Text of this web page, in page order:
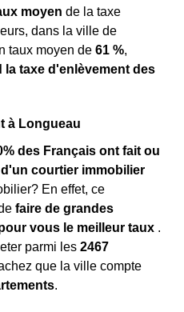
moyen de la taxe
dans la ville de
taux moyen de 61 %,
la taxe d'enlèvement des
à Longueau
des Français ont fait ou
courtier immobilier
En effet, ce
faire de grandes
vous le meilleur taux .
parmi les 2467
que la ville compte
.